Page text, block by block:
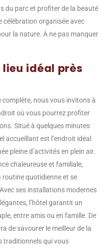
du parc et profiter de la beauté
célébration organisée avec
la nature. À ne pas manquer
idéal près
complète, nous vous invitons à
où vous pourrez profiter
Situé à quelques minutes
accueillant est l’endroit idéal
pleine d’activités en plein air.
chaleureuse et familiale,
routine quotidienne et se
ses installations modernes
l’hôtel garantit un
entre amis ou en famille. De
de savourer le meilleur de la
traditionnels qui vous